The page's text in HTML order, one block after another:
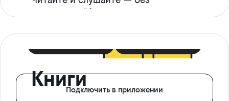
ограничений*
КнигиПодключить в приложении